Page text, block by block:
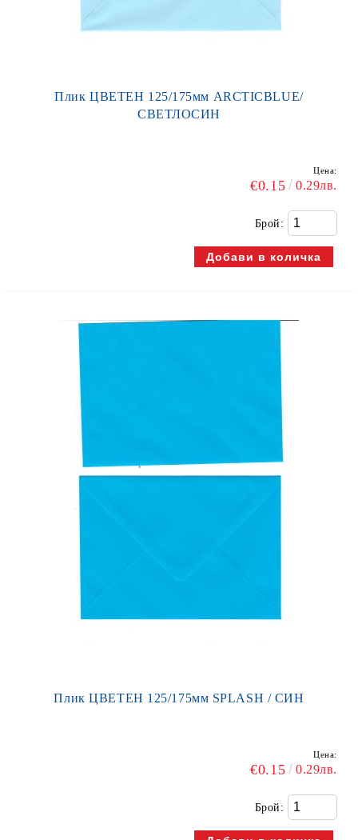
Плик ЦВЕТЕН 125/175мм ARCTICBLUE/
СВЕТЛОСИН
Цена:
€0.15 0.29лв.
Брой:
Плик ЦВЕТЕН 125/175мм SPLASH / СИН
Цена:
€0.15 0.29лв.
Брой: